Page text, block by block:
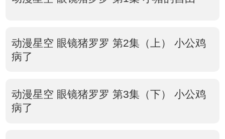
动漫星空 眼镜猪罗罗 第2集（上） 小公鸡
病了
动漫星空 眼镜猪罗罗 第3集（下） 小公鸡
病了